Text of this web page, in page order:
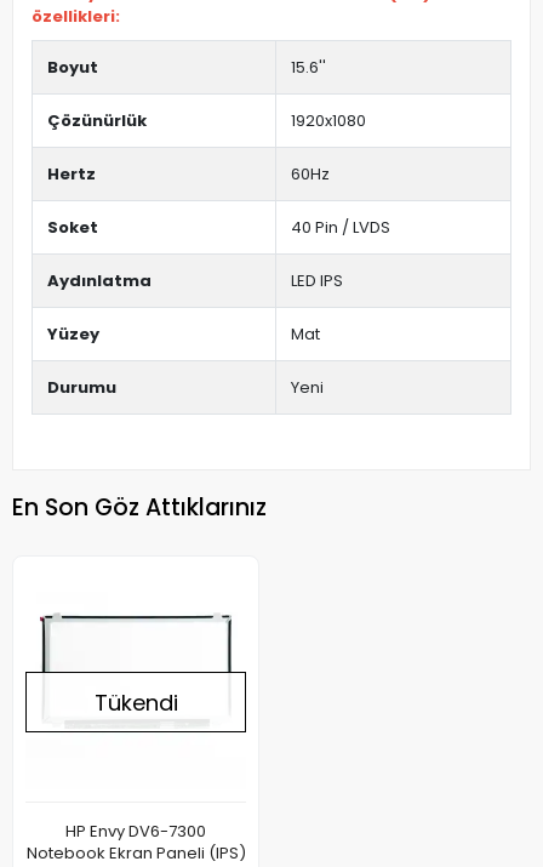
özellikleri:
Boyut 15.6''
Çözünürlük 1920x1080
Hertz 60Hz
Soket 40 Pin / LVDS
Aydınlatma LED IPS
Yüzey Mat
Durumu Yeni
En Son Göz Attıklarınız
Tükendi
HP Envy DV6-7300
Notebook Ekran Paneli (IPS)